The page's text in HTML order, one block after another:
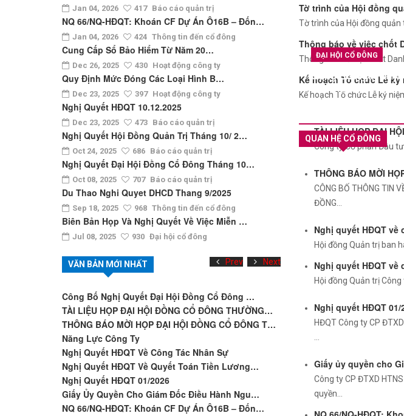
Tờ trình của Hội đồng
Tờ trình của Hội đồng
Thông báo về việc chốt
Thông báo về việc chốt
Kế hoạch Tổ chức Lễ
Kế hoạch Tổ chức Lễ kỷ
QUAN HỆ CỔ ĐÔNG
Công Bố Nghị
Thường Niên Năm
ĐẠI HỘI CỔ ĐÔNG
TÀI LIỆU HỌP ĐẠI
Công ty Cổ phần Đầu
THÔNG BÁO MỜI
CÔNG BỐ THÔNG TIN
ĐỒNG…
Nghị quyết HĐQT
Hội đồng Quản trị ban
Nghị quyết HĐQT
Hội đồng Quản trị
Nghị quyết HĐQT 01/
HĐQT Công ty CP
…
Giấy ủy quyền cho
Công ty CP ĐTXD
quyền…
Jan 04, 2026 417 Báo cáo quản trị
NQ 66/NQ-HĐQT: Khoán CF Dự Án Ô16B – Đốn…
Jan 04, 2026 424 Thông tin đến cổ đông
Cung Cấp Sổ Bảo Hiểm Từ Năm 20…
Dec 26, 2025 430 Hoạt động công ty
Quy Định Mức Đóng Các Loại Hình B…
Dec 23, 2025 397 Hoạt động công ty
Nghị Quyết HĐQT 10.12.2025
Dec 23, 2025 473 Báo cáo quản trị
Nghị Quyết Hội Đồng Quản Trị Tháng 10/ 2…
Oct 24, 2025 686 Báo cáo quản trị
Nghị Quyết Đại Hội Đồng Cổ Đông Tháng 10…
Oct 08, 2025 707 Báo cáo quản trị
Du Thao Nghi Quyet DHCD Thang 9/2025
Sep 18, 2025 968 Thông tin đến cổ đông
Biên Bản Họp Và Nghị Quyết Về Việc Miễn …
Jul 08, 2025 930 Đại hội cổ đông
VĂN BẢN MỚI NHẤT Prev Next
Công Bố Nghị Quyết Đại Hội Đồng Cổ Đông …
TÀI LIỆU HỌP ĐẠI HỘI ĐỒNG CỔ ĐÔNG THƯỜNG…
THÔNG BÁO MỜI HỌP ĐẠI HỘI ĐỒNG CỔ ĐÔNG T…
Năng Lực Công Ty
Nghị Quyết HĐQT Về Công Tác Nhân Sự
Nghị Quyết HĐQT Về Quyết Toán Tiền Lương…
Nghị Quyết HĐQT 01/2026
Giấy Ủy Quyền Cho Giám Đốc Điều Hành Ngu…
NQ 66/NQ-HĐQT: Khoán CF Dự Án Ô16B – Đốn…